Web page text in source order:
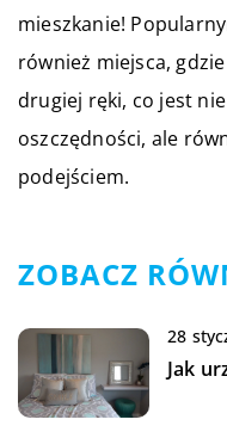
mieszkanie!
również miejsca,
drugiej ręki, co jest
oszczędności, ale
podejściem.
ZOBACZ
28
Jak